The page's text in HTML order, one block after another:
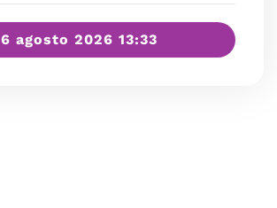
6 agosto 2026 13:33